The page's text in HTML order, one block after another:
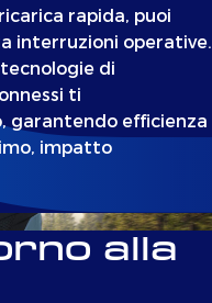
rapida, puoi
interruzioni operative.
di
ti
garantendo efficienza
impatto
alla